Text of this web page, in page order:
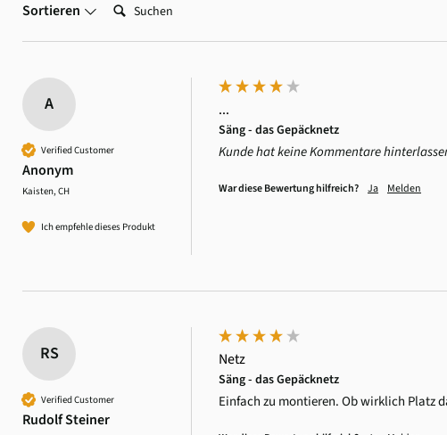
Sortieren
A
Verified Customer
Anonym
Kaisten, CH
Ich empfehle dieses Produkt
...
Säng - das Gepäcknetz
Kunde hat keine Kommentare
War diese Bewertung hilfreich? Ja Melden
RS
Verified Customer
Rudolf Steiner
Netz
Säng - das Gepäcknetz
Einfach zu montieren. Ob wirklich Platz